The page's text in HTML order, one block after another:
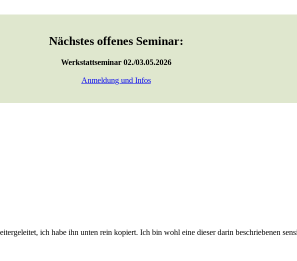
Nächstes offenes Seminar:
Werkstattseminar 02./03.05.2026
Anmeldung und Infos
ich habe ihn unten rein kopiert. Ich bin wohl eine dieser darin beschriebenen